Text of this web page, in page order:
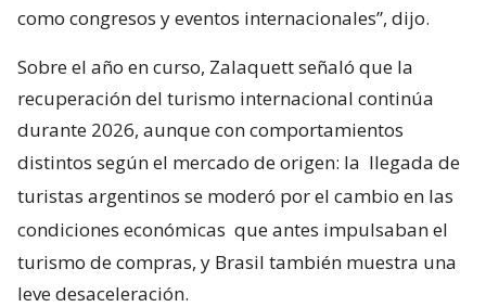
como congresos y eventos internacionales”, dijo.
Sobre el año en curso, Zalaquett señaló que la
recuperación del turismo internacional continúa
durante 2026, aunque con comportamientos
distintos según el mercado de origen: la llegada de
turistas argentinos se moderó por el cambio en las
condiciones económicas que antes impulsaban el
turismo de compras, y Brasil también muestra una
leve desaceleración.